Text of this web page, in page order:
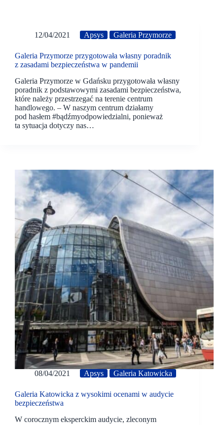
12/04/2021 Apsys Galeria Przymorze
Galeria Przymorze przygotowała własny poradnik
z zasadami bezpieczeństwa w pandemii
Galeria Przymorze w Gdańsku przygotowała własny
poradnik z podstawowymi zasadami bezpieczeństwa,
które należy przestrzegać na terenie centrum
handlowego. – W naszym centrum działamy
pod hasłem #bądźmyodpowiedzialni, ponieważ
ta sytuacja dotyczy nas…
08/04/2021 Apsys Galeria Katowicka
Galeria Katowicka z wysokimi ocenami w audycie
bezpieczeństwa
W corocznym eksperckim audycie, zleconym